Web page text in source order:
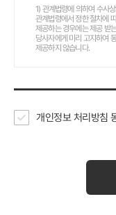
1) 관계법령에 의하여 수사
관계법령에서 정한 절차에
제공하는 경우에는 제공 받
당사자에게 미리 고지하여
제공하지 않습니다.
다음의 정보를 입력해주셔
3. 개인 정보의 보유기간과
완료되기전까지 보유되며,
개인정보 처리방침